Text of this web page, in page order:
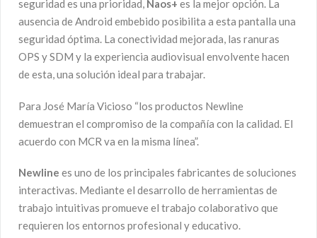
seguridad es una prioridad, Naos+ es la mejor opción. La
ausencia de Android embebido posibilita a esta pantalla una
seguridad óptima. La conectividad mejorada, las ranuras
OPS y SDM y la experiencia audiovisual envolvente hacen
de esta, una solución ideal para trabajar.
Para José María Vicioso “los productos Newline
demuestran el compromiso de la compañía con la calidad. El
acuerdo con MCR va en la misma línea”.
Newline es uno de los principales fabricantes de soluciones
interactivas. Mediante el desarrollo de herramientas de
trabajo intuitivas promueve el trabajo colaborativo que
requieren los entornos profesional y educativo.